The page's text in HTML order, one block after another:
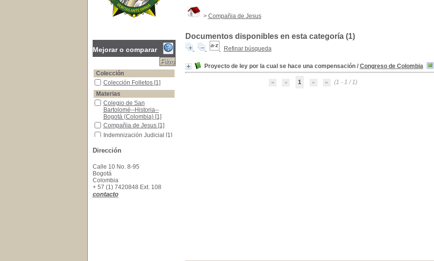
> Compañia de Jesus
Documentos disponibles en esta categoría (1)
Refinar búsqueda
Proyecto de ley por la cual se hace una compensación/ Congreso de Colombia
1 (1 - 1 / 1)
Mejorar o comparar
Colección
Colección Folletos
Colección Folletos [1]
Materias
Colegio de San Bartolomé--Historia--Bogotá (Colombia)
Colegio de San
Bartolomé--Historia--
Bogotá (Colombia) [1]
Compañia de Jesus
Compañia de Jesus [1]
Indemnización Judicial
Indemnización Judicial [1]
Dirección
Calle 10 No. 8-95
Bogotá
Colombia
+ 57 (1) 7420848 Ext. 108
contacto